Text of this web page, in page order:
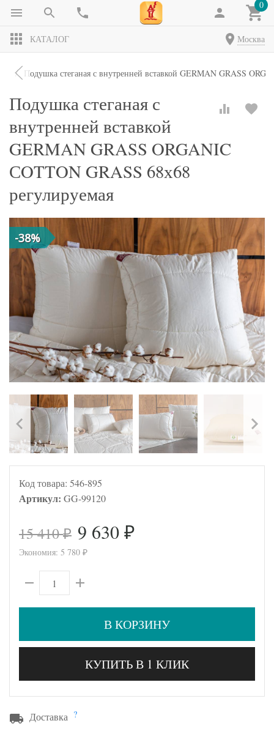
0
КАТАЛОГ Москва
Подушка стеганая с внутренней вставкой GERMAN GRASS
Подушка стеганая с
внутренней вставкой
GERMAN GRASS ORGANIC
СOTTON GRASS 68х68
регулируемая
-38%
Код товара: 546-895
Артикул: GG-99120
15 410₽ 9 630 ₽
Экономия: 5 780 ₽
В КОРЗИНУ
КУПИТЬ В 1 КЛИК
Доставка ?